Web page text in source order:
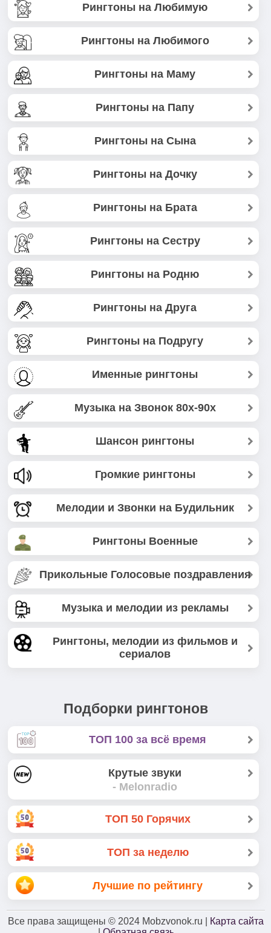
Рингтоны на Любимую
Рингтоны на Любимого
Рингтоны на Маму
Рингтоны на Папу
Рингтоны на Сына
Рингтоны на Дочку
Рингтоны на Брата
Рингтоны на Сестру
Рингтоны на Родню
Рингтоны на Друга
Рингтоны на Подругу
Именные рингтоны
Музыка на Звонок 80х-90х
Шансон рингтоны
Громкие рингтоны
Мелодии и Звонки на Будильник
Рингтоны Военные
Прикольные Голосовые поздравления
Музыка и мелодии из рекламы
Рингтоны, мелодии из фильмов и
сериалов
Подборки рингтонов
ТОП 100 за всё время
Крутые звуки
- Melonradio
ТОП 50 Горячих
ТОП за неделю
Лучшие по рейтингу
Все права защищены © 2024 Mobzvonok.ru |
Карта сайта